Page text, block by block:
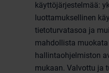
käyttöjärjestelmää:
luottamuksellinen
tietoturvatasoa ja
mahdollista
hallintaohjelmiston
mukaan. Valvottu ja